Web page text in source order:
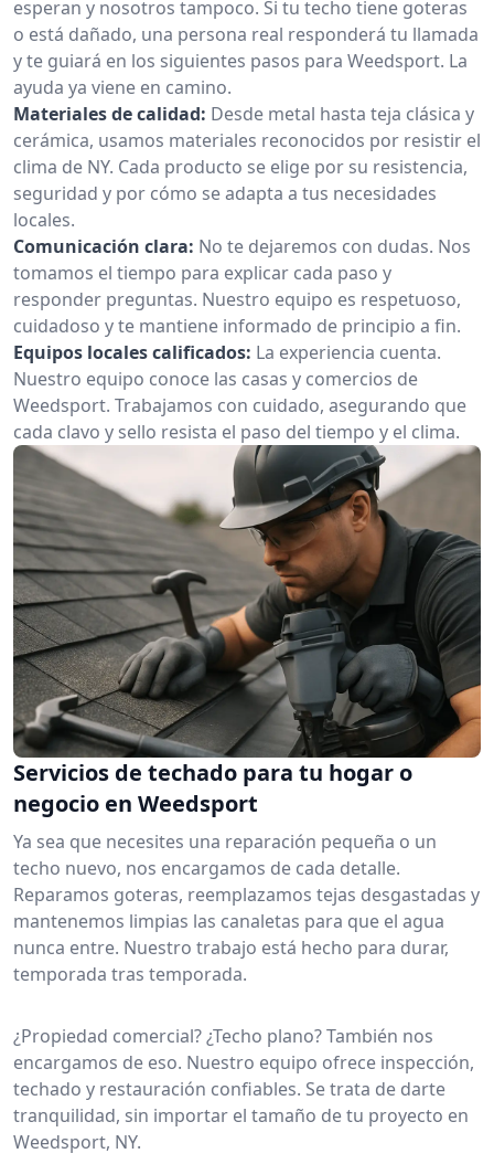
esperan y nosotros tampoco. Si tu techo tiene goteras
o está dañado, una persona real responderá tu llamada
y te guiará en los siguientes pasos para Weedsport. La
ayuda ya viene en camino.
Materiales de calidad: Desde metal hasta teja clásica y
cerámica, usamos materiales reconocidos por resistir el
clima de NY. Cada producto se elige por su resistencia,
seguridad y por cómo se adapta a tus necesidades
locales.
Comunicación clara: No te dejaremos con dudas. Nos
tomamos el tiempo para explicar cada paso y
responder preguntas. Nuestro equipo es respetuoso,
cuidadoso y te mantiene informado de principio a fin.
Equipos locales calificados: La experiencia cuenta.
Nuestro equipo conoce las casas y comercios de
Weedsport. Trabajamos con cuidado, asegurando que
cada clavo y sello resista el paso del tiempo y el clima.
Servicios de techado para tu hogar o
negocio en Weedsport
Ya sea que necesites una reparación pequeña o un
techo nuevo, nos encargamos de cada detalle.
Reparamos goteras, reemplazamos tejas desgastadas y
mantenemos limpias las canaletas para que el agua
nunca entre. Nuestro trabajo está hecho para durar,
temporada tras temporada.
¿Propiedad comercial? ¿Techo plano? También nos
encargamos de eso. Nuestro equipo ofrece inspección,
techado y restauración confiables. Se trata de darte
tranquilidad, sin importar el tamaño de tu proyecto en
Weedsport, NY.